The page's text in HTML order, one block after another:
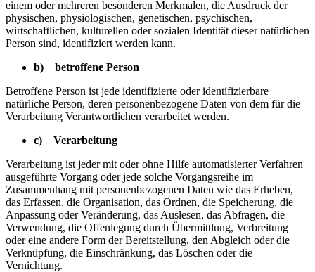
einem oder mehreren besonderen Merkmalen, die Ausdruck der
physischen, physiologischen, genetischen, psychischen,
wirtschaftlichen, kulturellen oder sozialen Identität dieser natürlichen
Person sind, identifiziert werden kann.
b) betroffene Person
Betroffene Person ist jede identifizierte oder identifizierbare
natürliche Person, deren personenbezogene Daten von dem für die
Verarbeitung Verantwortlichen verarbeitet werden.
c) Verarbeitung
Verarbeitung ist jeder mit oder ohne Hilfe automatisierter Verfahren
ausgeführte Vorgang oder jede solche Vorgangsreihe im
Zusammenhang mit personenbezogenen Daten wie das Erheben,
das Erfassen, die Organisation, das Ordnen, die Speicherung, die
Anpassung oder Veränderung, das Auslesen, das Abfragen, die
Verwendung, die Offenlegung durch Übermittlung, Verbreitung
oder eine andere Form der Bereitstellung, den Abgleich oder die
Verknüpfung, die Einschränkung, das Löschen oder die
Vernichtung.